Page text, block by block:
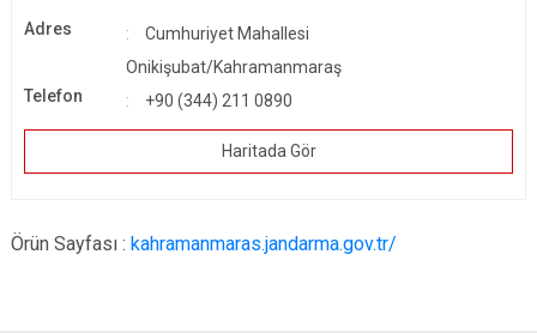
Adres
Cumhuriyet Mahallesi
Onikişubat/Kahramanmaraş
Telefon
+90 (344) 211 0890
Haritada Gör
Örün Sayfası : kahramanmaras.jandarma.gov.tr/